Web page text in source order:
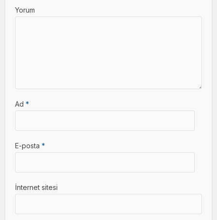
Yorum
Ad*
E-posta*
İnternet sitesi